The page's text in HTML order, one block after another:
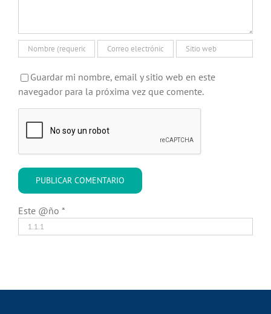
Guardar mi nombre, email y sitio web en este
navegador para la próxima vez que comente.
Este @ño *